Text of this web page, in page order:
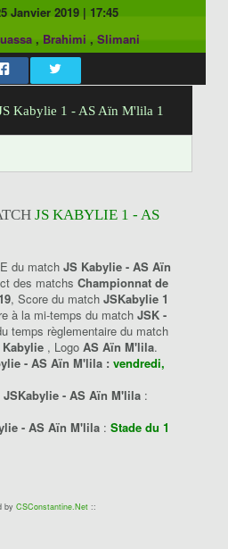
Janvier 2019 | 17:45
, Brahimi , Slimani
Kabylie 1 - AS Aïn M'lila 1
JS KABYLIE 1 - AS
du match JS Kabylie - AS Aïn
des matchs Championnat de
, Score du match JSKabylie 1
à la mi-temps du match JSK -
temps règlementaire du match
, Logo AS Aïn M'lila.
- AS Aïn M'lila : vendredi,
JSKabylie - AS Aïn M'lila :
- AS Aïn M'lila : Stade du 1
by CSConstantine.Net::